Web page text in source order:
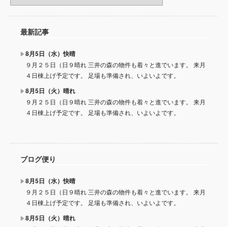
最新記事
8月5日（水）快晴
９月２５日（日９晴れ 三井の森の物件も着々と進でいます。 来月
４日棟上げ予定です。 足場も準備され、いよいよです。
8月5日（火）晴れ
９月２５日（日９晴れ 三井の森の物件も着々と進でいます。 来月
４日棟上げ予定です。 足場も準備され、いよいよです。
ブログ便り
8月5日（水）快晴
９月２５日（日９晴れ 三井の森の物件も着々と進でいます。 来月
４日棟上げ予定です。 足場も準備され、いよいよです。
8月5日（火）晴れ